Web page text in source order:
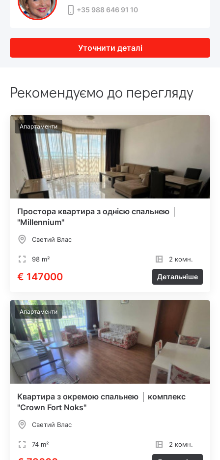
+35 988 646 91 10
Уточнити деталі
Рекомендуємо до перегляду
Апартаменти
Простора квартира з однією спальнею │
"Millennium"
Светий Влас
98 m² 2 комн.
€ 147000 Детальніше
Апартаменти
Квартира з окремою спальнею │ комплекс
"Crown Fort Noks"
Светий Влас
74 m² 2 комн.